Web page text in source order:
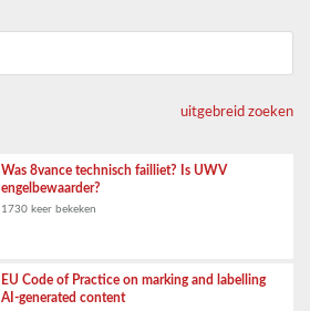
uitgebreid zoeken
Was 8vance technisch failliet? Is UWV
engelbewaarder?
1730 keer bekeken
EU Code of Practice on marking and labelling
AI-generated content